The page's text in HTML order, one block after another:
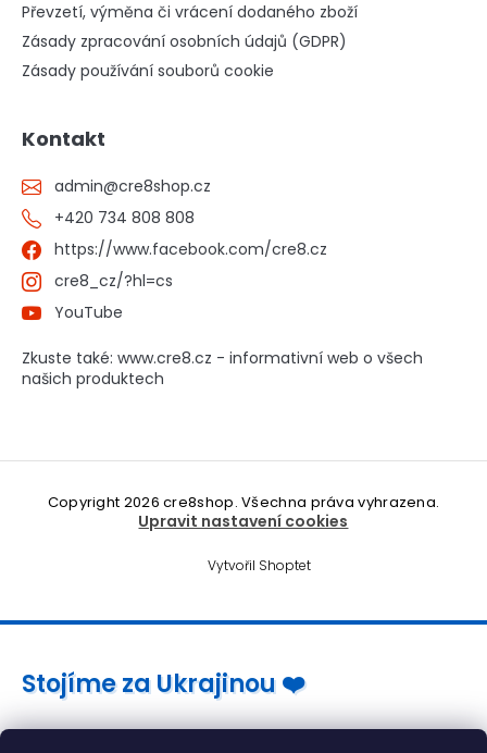
Převzetí, výměna či vrácení dodaného zboží
Zásady zpracování osobních údajů (GDPR)
Zásady používání souborů cookie
Kontakt
admin@cre8shop.cz
+420 734 808 808
https://www.facebook.com/cre8.cz
cre8_cz/?hl=cs
YouTube
Zkuste také: www.cre8.cz - informativní web o všech
našich produktech
Vytvořil Shoptet
Copyright 2026cre8shop. Všechna práva vyhrazena.
Upravit nastavení cookies
Stojíme za Ukrajinou ❤️